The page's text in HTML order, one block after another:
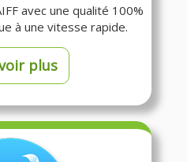
avec une qualité 100%
à une vitesse rapide.
plus